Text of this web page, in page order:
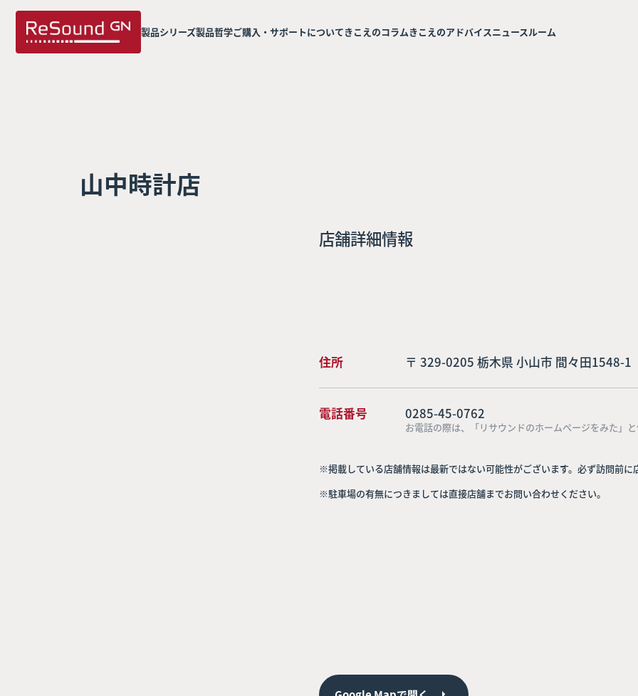
製品シリーズ製品哲学ご購入・サポートについてきこえのコラムきこえのアドバイスニュースルーム
山中時計店
店舗詳細情報
住所 〒 329-0205 栃木県 小山市 間々田1548-1
電話番号 0285-45-0762
お電話の際は、「リサウンドのホームページをみた」
※掲載している店舗情報は最新ではない可能性がございます。必ず訪問前に
※駐車場の有無につきましては直接店舗までお問い合わせください。